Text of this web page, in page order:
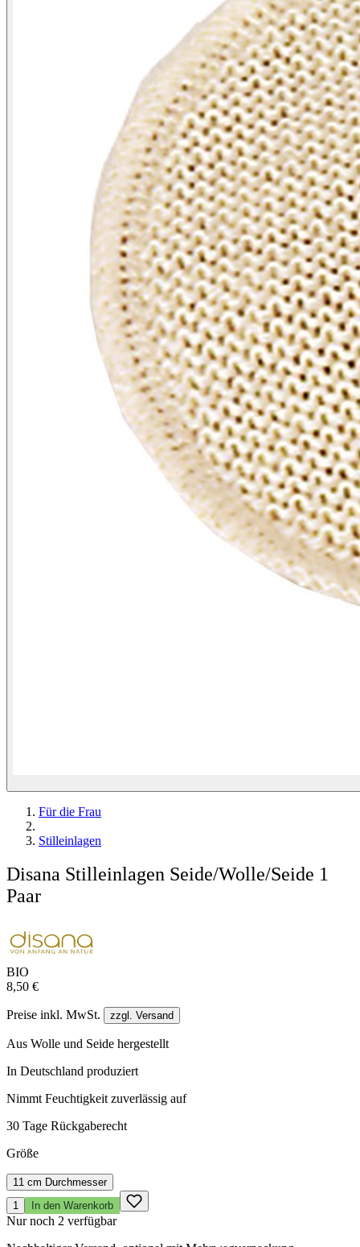
Für die Frau
Stilleinlagen
Disana Stilleinlagen Seide/Wolle/Seide 1
Paar
BIO
8,50 €
Preise inkl. MwSt. zzgl. Versand
Aus Wolle und Seide hergestellt
In Deutschland produziert
Nimmt Feuchtigkeit zuverlässig auf
30 Tage Rückgaberecht
Größe
11 cm Durchmesser
1
In den Warenkorb
Nur noch 2 verfügbar